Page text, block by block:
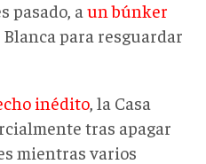
pasado, a un búnker
Blanca para resguardar
inédito , la Casa
tras apagar
mientras varios